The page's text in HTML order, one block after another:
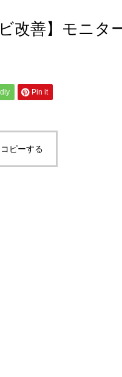
改善】モニタ
Pin it
ピーする